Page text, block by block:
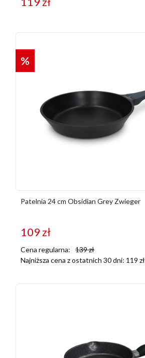
%
Patelnia 24 cm Obsidian Grey Zwieger
109zł
Cena regularna: 139zł
Najniższa cena z ostatnich 30 dni: 119 zł